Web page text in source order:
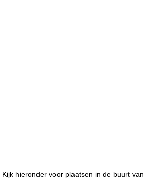
hieronder voor plaatsen in de buurt van